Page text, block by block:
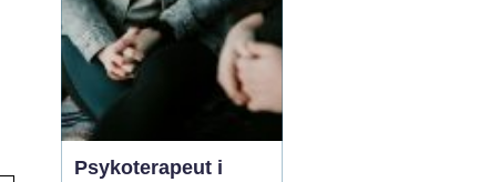
Psykoterapeut i